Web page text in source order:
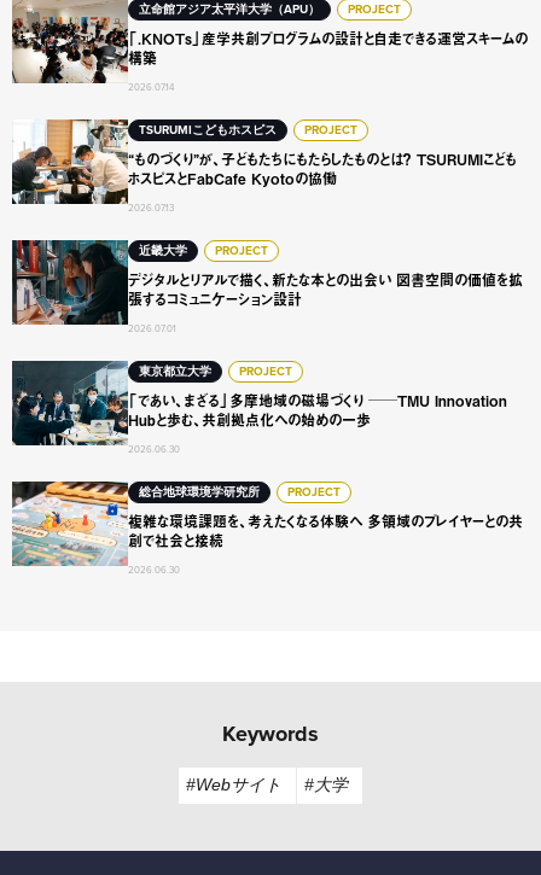
立命館アジア太平洋大学（APU） PROJECT
「.KNOTs」産学共創プログラムの設計と自走できる運営スキームの
構築
2026.07.14
「.KNOTs」産学共創プログラムの設計と自走できる運営ス
TSURUMIこどもホスピス PROJECT
“ものづくり”が、子どもたちにもたらしたものとは？ TSURUMIこども
ホスピスとFabCafe Kyotoの協働
2026.07.13
“ものづくり”が、子どもたちにもたらしたものとは？
近畿大学 PROJECT
デジタルとリアルで描く、新たな本との出会い 図書空間の価値を拡
張するコミュニケーション設計
2026.07.01
デジタルとリアルで描く、新たな本との出会い 図書空間の
東京都立大学 PROJECT
「であい、まざる」多摩地域の磁場づくり ──TMU Innovation
Hubと歩む、共創拠点化への始めの一歩
2026.06.30
「であい、まざる」多摩地域の磁場づくり ──TMU
総合地球環境学研究所 PROJECT
複雑な環境課題を、考えたくなる体験へ 多領域のプレイヤーとの共
創で社会と接続
2026.06.30
複雑な環境課題を、考えたくなる体験へ 多領域のプレイヤ
Keywords
#Webサイト #大学